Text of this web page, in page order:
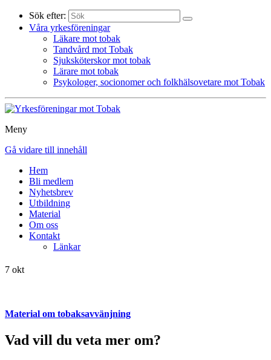
Sök efter:
Våra yrkesföreningar
Läkare mot tobak
Tandvård mot Tobak
Sjuksköterskor mot tobak
Lärare mot tobak
Psykologer, socionomer och folkhälsovetare mot Tobak
Meny
Gå vidare till innehåll
Hem
Bli medlem
Nyhetsbrev
Utbildning
Material
Om oss
Kontakt
Länkar
7 okt
Material om tobaksavvänjning
Vad vill du veta mer om?